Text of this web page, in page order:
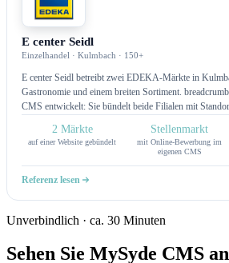
E center Seidl
Einzelhandel · Kulmbach · 150+
E center Seidl betreibt zwei EDEKA-Märkte in
Gastronomie und einem breiten Sortiment.
CMS entwickelt: Sie bündelt beide Filialen mit
Stellenmarkt mit Online-Bewerbung mit. Inhalte,
2 Märkte
auf einer Website gebündelt
Stellenmarkt
mit Online-Bewerbung im
eigenen CMS
Referenz lesen
Unverbindlich · ca. 30 Minuten
Sehen Sie MySyde CMS